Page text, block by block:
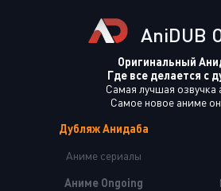
AniDUB
Оригинальный
Где все делается с
Самая лучшая озвучка
Самое новое аниме
Дубляж Анидаба
Аниме сериалы
Аниме Ongoing